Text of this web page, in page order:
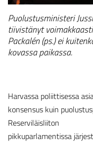
Puolustusministeri
tiivistänyt
Packalén (ps.) ei
kovassa paikassa.
Harvassa poliittisessa
konsensus kuin
Reserviläisliiton
pikkuparlamentissa